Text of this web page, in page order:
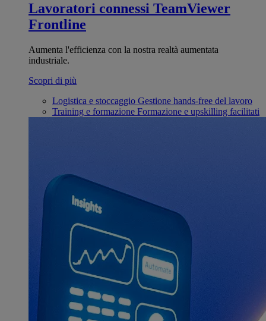
Lavoratori connessi TeamViewer
Frontline
Aumenta l'efficienza con la nostra realtà aumentata
industriale.
Scopri di più
Logistica e stoccaggio Gestione hands-free del lavoro
Training e formazione Formazione e upskilling facilitati